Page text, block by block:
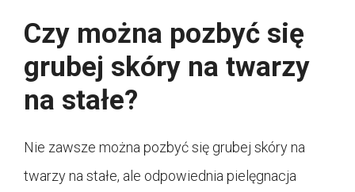
Czy można pozbyć się
grubej skóry na twarzy
na stałe?
Nie zawsze można pozbyć się grubej skóry na
twarzy na stałe, ale odpowiednia pielęgnacja